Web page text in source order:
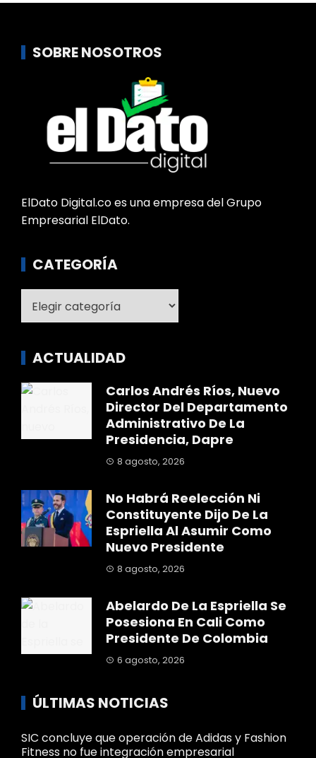
SOBRE NOSOTROS
ElDato Digital.co es una empresa del Grupo
Empresarial ElDato.
CATEGORÍA
ACTUALIDAD
Carlos Andrés Ríos, Nuevo
Director Del Departamento
Administrativo De La
Presidencia, Dapre
8 agosto, 2026
No Habrá Reelección Ni
Constituyente Dijo De La
Espriella Al Asumir Como
Nuevo Presidente
8 agosto, 2026
Abelardo De La Espriella Se
Posesiona En Cali Como
Presidente De Colombia
6 agosto, 2026
ÚLTIMAS NOTICIAS
SIC concluye que operación de Adidas y Fashion
Fitness no fue integración empresarial